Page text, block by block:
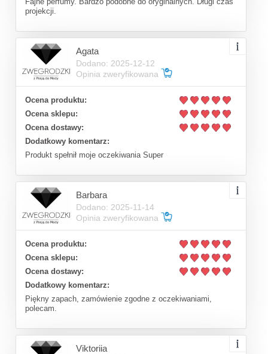
projekcji.
Agata
Dodano: 2025-12-12
Opinia zweryfikowana
Ocena produktu:
Ocena sklepu:
Ocena dostawy:
Dodatkowy komentarz:
Produkt spełnił moje oczekiwania Super
Barbara
Dodano: 2025-11-14
Opinia zweryfikowana
Ocena produktu:
Ocena sklepu:
Ocena dostawy:
Dodatkowy komentarz:
Piękny zapach, zamówienie zgodne z oczekiwaniami,
polecam.
Viktoriia